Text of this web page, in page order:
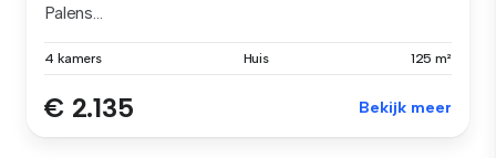
Palens...
4 kamers Huis 125 m²
€ 2.135 Bekijk meer